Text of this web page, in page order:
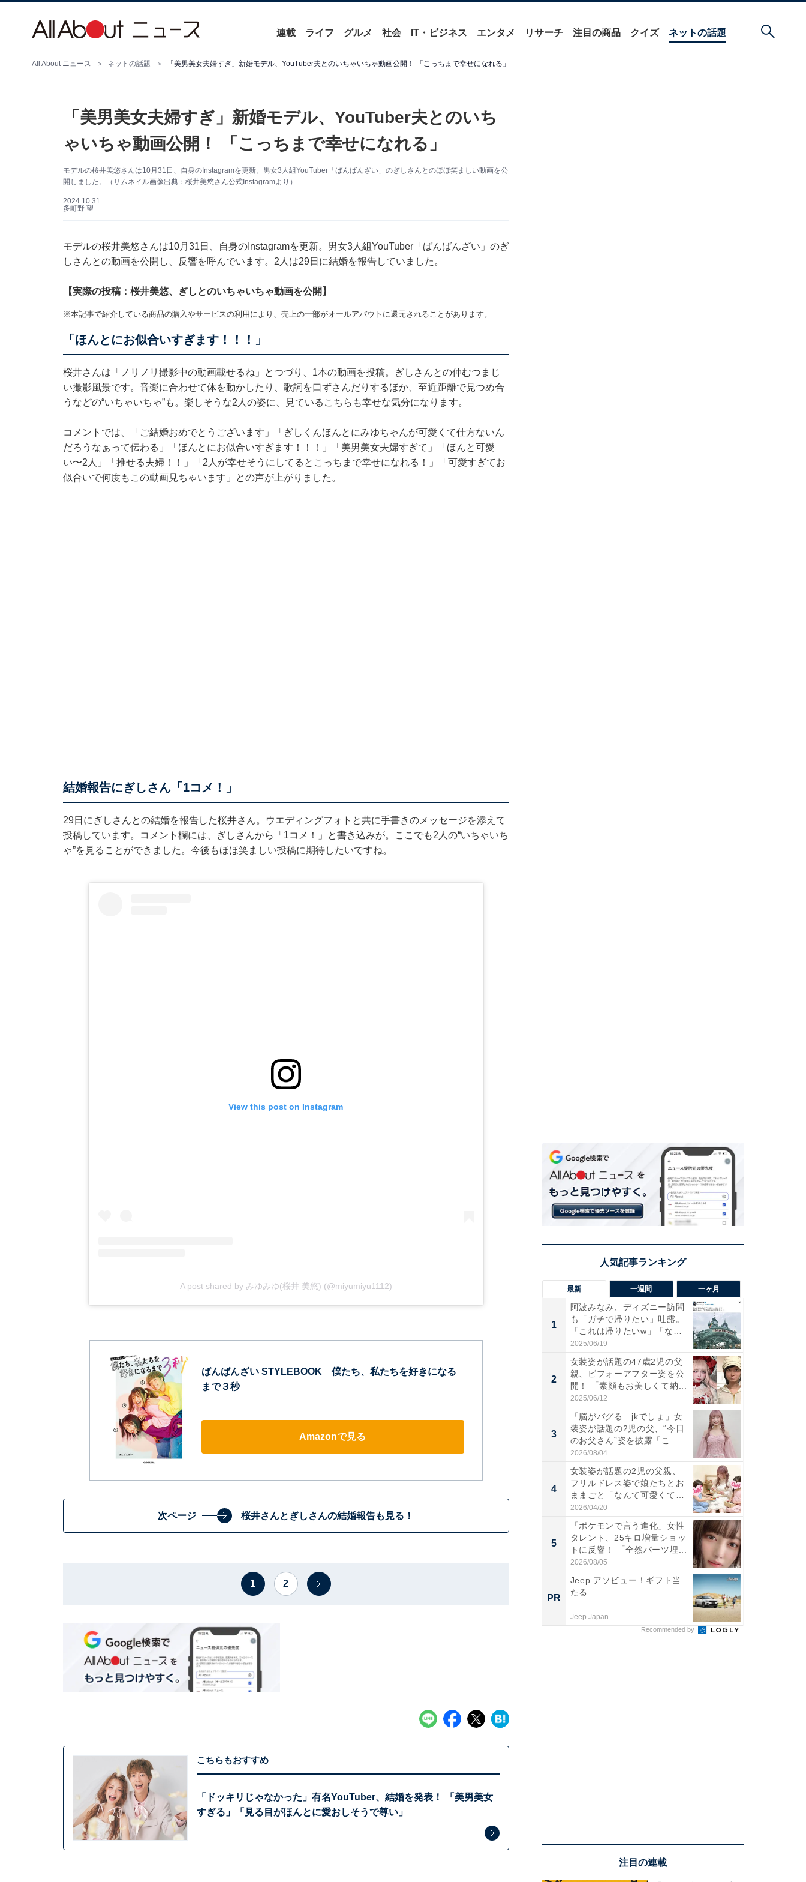
連載 ライフ グルメ 社会 IT・ビジネス エンタメ リサーチ 注目の商品 クイズ ネットの話題
All About ニュース ネットの話題 「美男美女夫婦すぎ」新婚モデル、YouTuber夫とのいちゃいちゃ動画公開！ 「こっちまで幸せになれる」
「美男美女夫婦すぎ」新婚モデル、YouTuber夫とのいち
ゃいちゃ動画公開！ 「こっちまで幸せになれる」
モデルの桜井美悠さんは10月31日、自身のInstagramを更新。男女3人組YouTuber「ばんばんざい」のぎしさんとのほほ笑ましい動画を公
開しました。（サムネイル画像出典：桜井美悠さん公式Instagramより）
2024.10.31
多町野 望
モデルの桜井美悠さんは10月31日、自身のInstagramを更新。男女3人組YouTuber「ばんばんざい」のぎ
しさんとの動画を公開し、反響を呼んでいます。2人は29日に結婚を報告していました。
【実際の投稿：桜井美悠、ぎしとのいちゃいちゃ動画を公開】
※本記事で紹介している商品の購入やサービスの利用により、売上の一部がオールアバウトに還元されることがあります。
「ほんとにお似合いすぎます！！！」
桜井さんは「ノリノリ撮影中の動画載せるね」とつづり、1本の動画を投稿。ぎしさんとの仲むつまじ
い撮影風景です。音楽に合わせて体を動かしたり、歌詞を口ずさんだりするほか、至近距離で見つめ合
うなどの“いちゃいちゃ”も。楽しそうな2人の姿に、見ているこちらも幸せな気分になります。
コメントでは、「ご結婚おめでとうございます」「ぎしくんほんとにみゆちゃんが可愛くて仕方ないん
だろうなぁって伝わる」「ほんとにお似合いすぎます！！！」「美男美女夫婦すぎて」「ほんと可愛
い〜2人」「推せる夫婦！！」「2人が幸せそうにしてるとこっちまで幸せになれる！」「可愛すぎてお
似合いで何度もこの動画見ちゃいます」との声が上がりました。
結婚報告にぎしさん「1コメ！」
29日にぎしさんとの結婚を報告した桜井さん。ウエディングフォトと共に手書きのメッセージを添えて
投稿しています。コメント欄には、ぎしさんから「1コメ！」と書き込みが。ここでも2人の“いちゃいち
ゃ”を見ることができました。今後もほほ笑ましい投稿に期待したいですね。
View this post on Instagram
A post shared by みゆみゆ(桜井 美悠) (@miyumiyu1112)
ばんばんざい STYLEBOOK 僕たち、私たちを好きになる
まで３秒
Amazonで見る
次ページ 桜井さんとぎしさんの結婚報告も見る！
1 2
こちらもおすすめ
「ドッキリじゃなかった」有名YouTuber、結婚を発表！ 「美男美女
すぎる」「見る目がほんとに愛おしそうで尊い」
最新 一週間 一ヶ月
1
阿波みなみ、ディズニー訪問
も「ガチで帰りたい」吐露。
「これは帰りたいw」「なん
ち...
2025/06/19
2
女装姿が話題の47歳2児の父
親、ビフォーアフター姿を公
開！ 「素顔もお美しくて納...
2025/06/12
3
「脳がバグる jkでしょ」女
装姿が話題の2児の父、“今日
のお父さん”姿を披露「こ...
2026/08/04
4
女装姿が話題の2児の父親、
フリルドレス姿で娘たちとお
ままごと「なんて可愛くて平
和...
2026/04/20
5
「ポケモンで言う進化」女性
タレント、25キロ増量ショッ
トに反響！ 「全然パーツ埋...
2026/08/05
PR
Jeep アソビュー！ギフト当
たる
Jeep Japan
Recommended by
注目の連載